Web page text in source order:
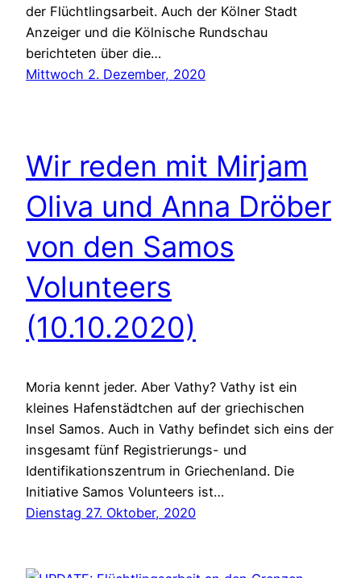
der Flüchtlingsarbeit. Auch der Kölner Stadt
Anzeiger und die Kölnische Rundschau
berichteten über die…
Mittwoch 2. Dezember, 2020
Wir reden mit Mirjam
Oliva und Anna Dröber
von den Samos
Volunteers
(10.10.2020)
Moria kennt jeder. Aber Vathy? Vathy ist ein
kleines Hafenstädtchen auf der griechischen
Insel Samos. Auch in Vathy befindet sich eins der
insgesamt fünf Registrierungs- und
Identifikationszentrum in Griechenland. Die
Initiative Samos Volunteers ist…
Dienstag 27. Oktober, 2020